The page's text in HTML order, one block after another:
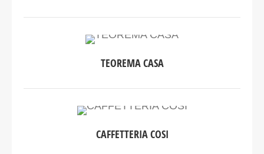
TEOREMA CASA
CAFFETTERIA COSI